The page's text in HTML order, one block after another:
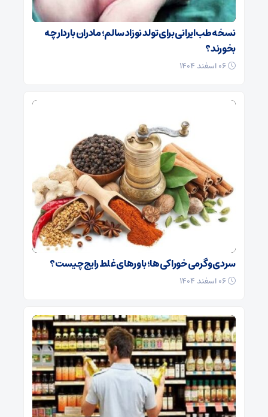
نسخه طب ایرانی برای تولد نوزاد سالم؛ مادران باردار چه
بخورند؟
سردی و گرمی خوراکی‌ها؛ باورهای غلط رایج چیست؟